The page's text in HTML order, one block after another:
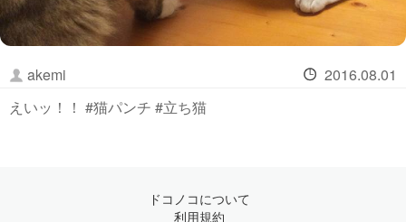
akemi
2016.08.01
えいッ！！ #猫パンチ #立ち猫
ドコノコについて
利用規約